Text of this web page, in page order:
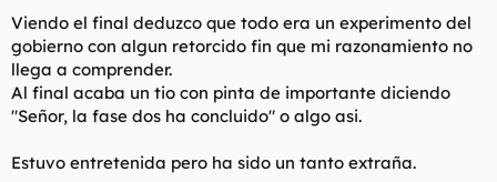
Viendo el final deduzco que todo era un experimento del
gobierno con algun retorcido fin que mi razonamiento no
llega a comprender.
Al final acaba un tio con pinta de importante diciendo
"Señor, la fase dos ha concluido" o algo asi.
Estuvo entretenida pero ha sido un tanto extraña.